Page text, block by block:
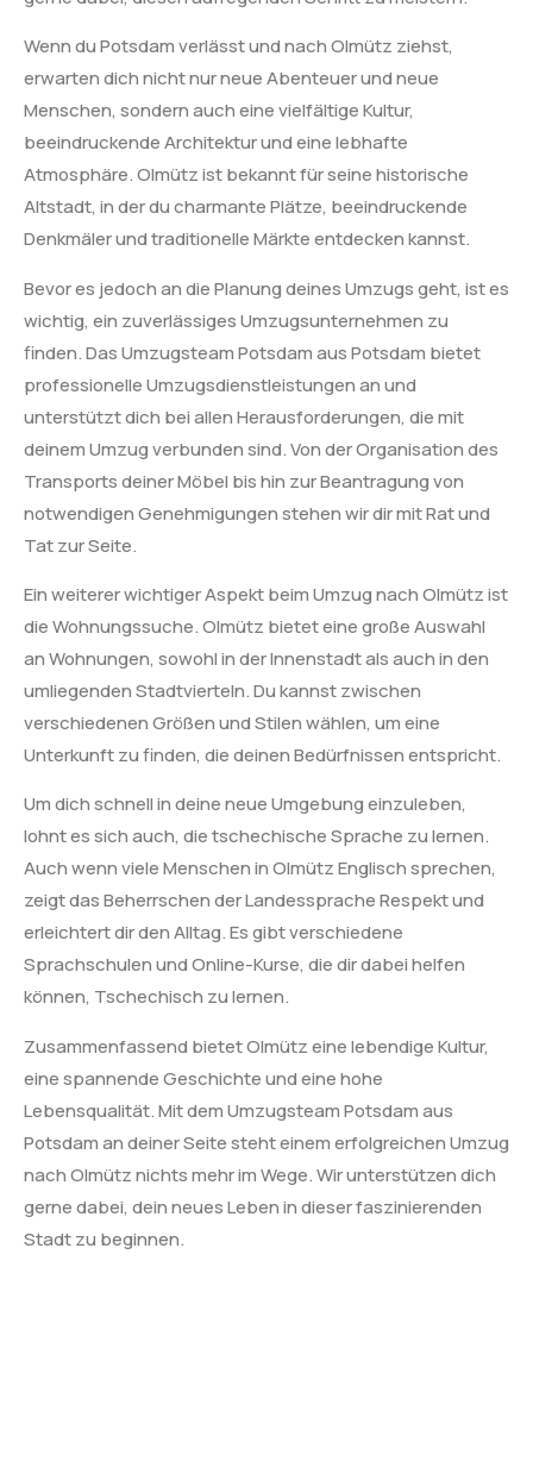
Wenn du Potsdam verlässt und nach Olmütz ziehst,
erwarten dich nicht nur neue Abenteuer und neue
Menschen, sondern auch eine vielfältige Kultur,
beeindruckende Architektur und eine lebhafte
Atmosphäre. Olmütz ist bekannt für seine historische
Altstadt, in der du charmante Plätze, beeindruckende
Denkmäler und traditionelle Märkte entdecken kannst.
Bevor es jedoch an die Planung deines Umzugs geht, ist es
wichtig, ein zuverlässiges Umzugsunternehmen zu
finden. Das Umzugsteam Potsdam aus Potsdam bietet
professionelle Umzugsdienstleistungen an und
unterstützt dich bei allen Herausforderungen, die mit
deinem Umzug verbunden sind. Von der Organisation des
Transports deiner Möbel bis hin zur Beantragung von
notwendigen Genehmigungen stehen wir dir mit Rat und
Tat zur Seite.
Ein weiterer wichtiger Aspekt beim Umzug nach Olmütz ist
die Wohnungssuche. Olmütz bietet eine große Auswahl
an Wohnungen, sowohl in der Innenstadt als auch in den
umliegenden Stadtvierteln. Du kannst zwischen
verschiedenen Größen und Stilen wählen, um eine
Unterkunft zu finden, die deinen Bedürfnissen entspricht.
Um dich schnell in deine neue Umgebung einzuleben,
lohnt es sich auch, die tschechische Sprache zu lernen.
Auch wenn viele Menschen in Olmütz Englisch sprechen,
zeigt das Beherrschen der Landessprache Respekt und
erleichtert dir den Alltag. Es gibt verschiedene
Sprachschulen und Online-Kurse, die dir dabei helfen
können, Tschechisch zu lernen.
Zusammenfassend bietet Olmütz eine lebendige Kultur,
eine spannende Geschichte und eine hohe
Lebensqualität. Mit dem Umzugsteam Potsdam aus
Potsdam an deiner Seite steht einem erfolgreichen Umzug
nach Olmütz nichts mehr im Wege. Wir unterstützen dich
gerne dabei, dein neues Leben in dieser faszinierenden
Stadt zu beginnen.